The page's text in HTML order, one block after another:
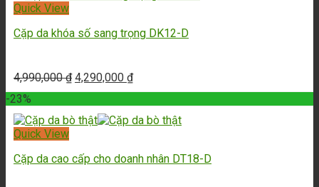
Quick View
Cặp da khóa số sang trọng DK12-D
4,990,000₫ 4,290,000 ₫
-23%
Quick View
Cặp da cao cấp cho doanh nhân DT18-D